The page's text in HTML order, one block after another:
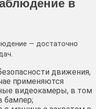
в
— достаточно
движения,
применяются
видеокамеры, в том
бампер;